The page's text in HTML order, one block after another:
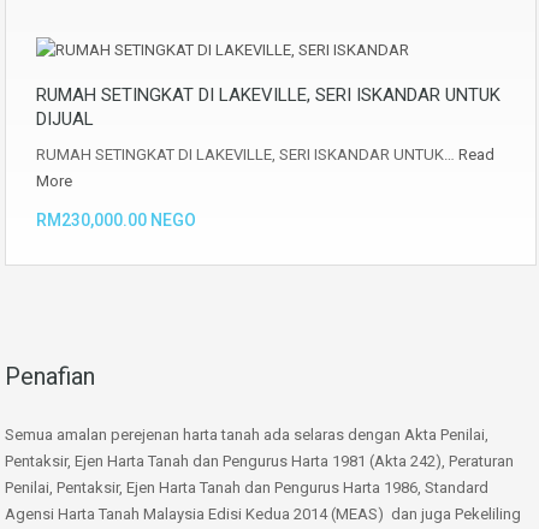
RUMAH SETINGKAT DI LAKEVILLE, SERI ISKANDAR UNTUK
DIJUAL
RUMAH SETINGKAT DI LAKEVILLE, SERI ISKANDAR UNTUK… Read
More
RM230,000.00 NEGO
Penafian
Semua amalan perejenan harta tanah ada selaras dengan Akta Penilai,
Pentaksir, Ejen Harta Tanah dan Pengurus Harta 1981 (Akta 242), Peraturan
Penilai, Pentaksir, Ejen Harta Tanah dan Pengurus Harta 1986, Standard
Agensi Harta Tanah Malaysia Edisi Kedua 2014 (MEAS) dan juga Pekeliling